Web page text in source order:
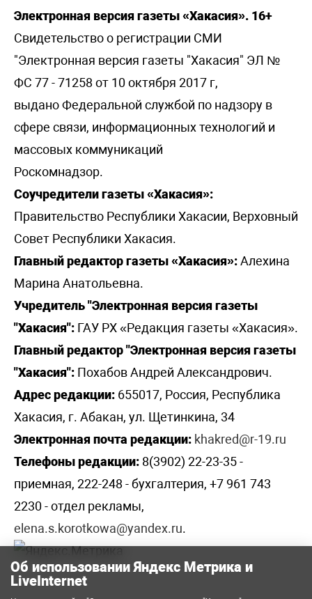
Электронная версия газеты «Хакасия». 16+
Свидетельство о регистрации СМИ
"Электронная версия газеты "Хакасия" ЭЛ №
ФС 77 - 71258 от 10 октября 2017 г,
выдано Федеральной службой по надзору в
сфере связи, информационных технологий и
массовых коммуникаций
Роскомнадзор.
Соучредители газеты «Хакасия»:
Правительство Республики Хакасии, Верховный
Совет Республики Хакасия.
Главный редактор газеты «Хакасия»:Алехина
Марина Анатольевна.
Учредитель "Электронная версия газеты
"Хакасия": ГАУ РХ «Редакция газеты «Хакасия».
Главный редактор "Электронная версия газеты
"Хакасия": Похабов Андрей Александрович.
Адрес редакции: 655017, Россия, Республика
Хакасия, г. Абакан, ул. Щетинкина, 34
Электронная почта редакции: khakred@r-19.ru
Телефоны редакции: 8(3902) 22-23-35 -
приемная, 222-248 - бухгалтерия, +7 961 743
2230 - отдел рекламы,
elena.s.korotkowa@yandex.ru.
Об использовании Яндекс Метрика и
LiveInternet